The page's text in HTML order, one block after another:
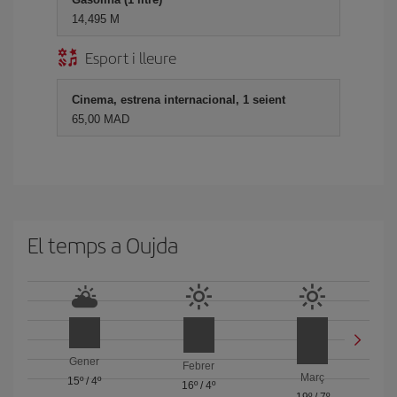
14,495 M
Esport i lleure
Cinema, estrena internacional, 1 seient
65,00 MAD
El temps a Oujda
Gener
15º/4º
Febrer
16º / 4º
Març